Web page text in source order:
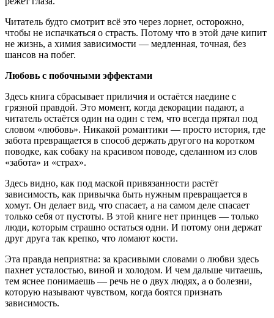
Читатель будто смотрит всё это через лорнет, осторожно,
чтобы не испачкаться о страсть. Потому что в этой даче кипит
не жизнь, а химия зависимости — медленная, точная, без
шансов на побег.
Любовь с побочными эффектами
Здесь книга сбрасывает приличия и остаётся наедине с
грязной правдой. Это момент, когда декорации падают, а
читатель остаётся один на один с тем, что всегда прятал под
словом «любовь». Никакой романтики — просто история, где
забота превращается в способ держать другого на коротком
поводке, как собаку на красивом поводе, сделанном из слов
«забота» и «страх».
Здесь видно, как под маской привязанности растёт
зависимость, как привычка быть нужным превращается в
хомут. Он делает вид, что спасает, а на самом деле спасает
только себя от пустоты. В этой книге нет принцев — только
люди, которым страшно остаться одни. И потому они держат
друг друга так крепко, что ломают кости.
Эта правда неприятна: за красивыми словами о любви здесь
пахнет усталостью, виной и холодом. И чем дальше читаешь,
тем яснее понимаешь — речь не о двух людях, а о болезни,
которую называют чувством, когда боятся признать
зависимость.